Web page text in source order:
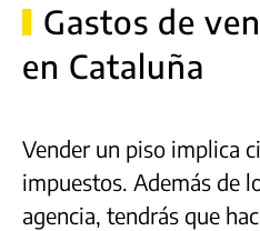
Gastos de
en Cataluña
Vender un piso implica
impuestos. Además de
agencia, tendrás que